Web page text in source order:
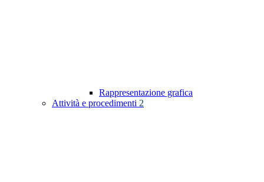
Rappresentazione grafica
Attività e procedimenti 2